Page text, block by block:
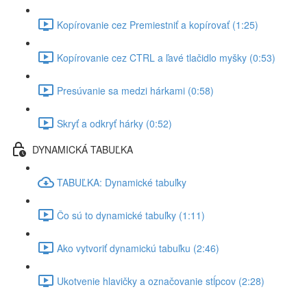
Kopírovanie cez Premiestniť a kopírovať (1:25)
Kopírovanie cez CTRL a ľavé tlačidlo myšky (0:53)
Presúvanie sa medzi hárkami (0:58)
Skryť a odkryť hárky (0:52)
DYNAMICKÁ TABUĽKA
TABUĽKA: Dynamické tabuľky
Čo sú to dynamické tabuľky (1:11)
Ako vytvoriť dynamickú tabuľku (2:46)
Ukotvenie hlavičky a označovanie stĺpcov (2:28)